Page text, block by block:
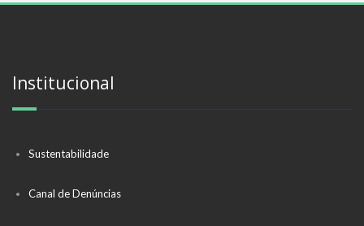
Institucional
Sustentabilidade
Canal de Denúncias